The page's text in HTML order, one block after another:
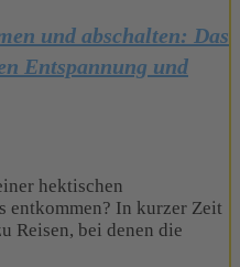
und abschalten: Das
Entspannung und
hektischen
entkommen? In kurzer Zeit
Reisen, bei denen die